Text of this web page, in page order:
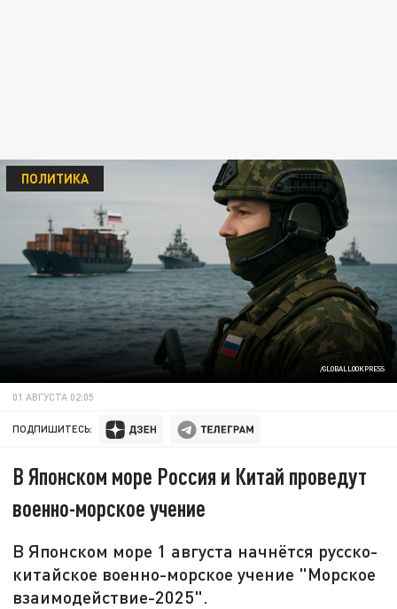
/GLOBALLOOKPRESS
ПОЛИТИКА
01 АВГУСТА 02:05
ПОДПИШИТЕСЬ:
В Японском море Россия и Китай проведут
военно-морское учение
В Японском море 1 августа начнётся русско-
китайское военно-морское учение "Морское
взаимодействие-2025".